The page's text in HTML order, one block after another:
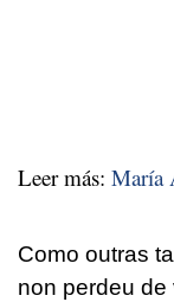
Leer más: María
Como outras
non perdeu de